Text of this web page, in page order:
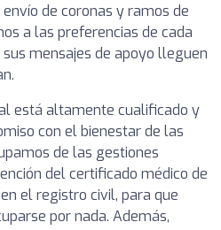
de coronas y ramos de
a las preferencias de cada
mensajes de apoyo lleguen
está altamente cualificado y
con el bienestar de las
de las gestiones
del certificado médico de
el registro civil, para que
por nada. Además,